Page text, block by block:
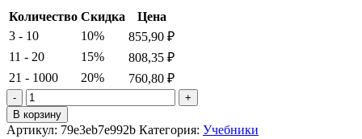
Количество Скидка
Цена
3 - 10
10% 855,90 ₽
11 - 20
15% 808,35 ₽
21 - 1000
20% 760,80 ₽
Количество
товара
Физическая
В корзину
Артикул: 79e3eb7e992b Категория: Учебники